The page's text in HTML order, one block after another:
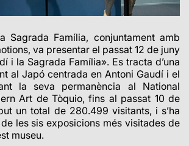
Sagrada Família, conjuntament amb
va presentar el passat 12 de juny
i la Sagrada Família». Es tracta d’una
al Japó centrada en Antoni Gaudí i el
la seva permanència al National
Art de Tòquio, fins al passat 10 de
un total de 280.499 visitants, i s’ha
les sis exposicions més visitades de
museu.